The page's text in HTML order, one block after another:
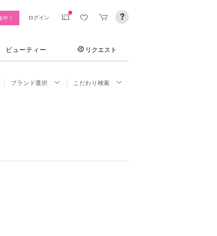
中！ ログイン
ビューティー リクエスト
ブランド選択 こだわり検索